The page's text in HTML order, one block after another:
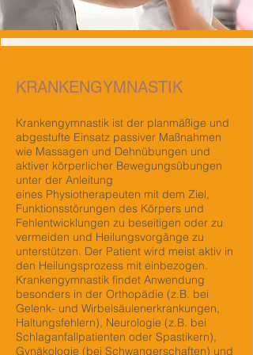
KRANKENGYMNASTIK
Krankengymnastik ist der planmäßige und
abgestufte Einsatz passiver Maßnahmen
wie Massagen und Dehnübungen und
aktiver körperlicher Bewegungsübungen
unter der Anleitung
eines Physiotherapeuten mit dem Ziel,
Funktionsstörungen des Körpers und
Fehlentwicklungen zu beseitigen oder zu
vermeiden und Heilungsvorgänge zu
unterstützen. Der Patient wird meist aktiv in
den Heilungsprozess mit einbezogen.
Krankengymnastik findet Anwendung
besonders in der Orthopädie (z.B. bei
Gelenk- und Wirbelsäulenerkrankungen,
Haltungsfehlern), Neurologie (z.B. bei
Schlaganfallpatienten oder Spastikern),
Gynäkologie (bei Schwangerschaften) und